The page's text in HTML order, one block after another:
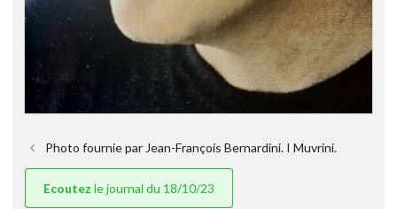
Photo fournie par Jean-François Bernardini. I Muvrini.
Ecoutez le journal du 18/10/23